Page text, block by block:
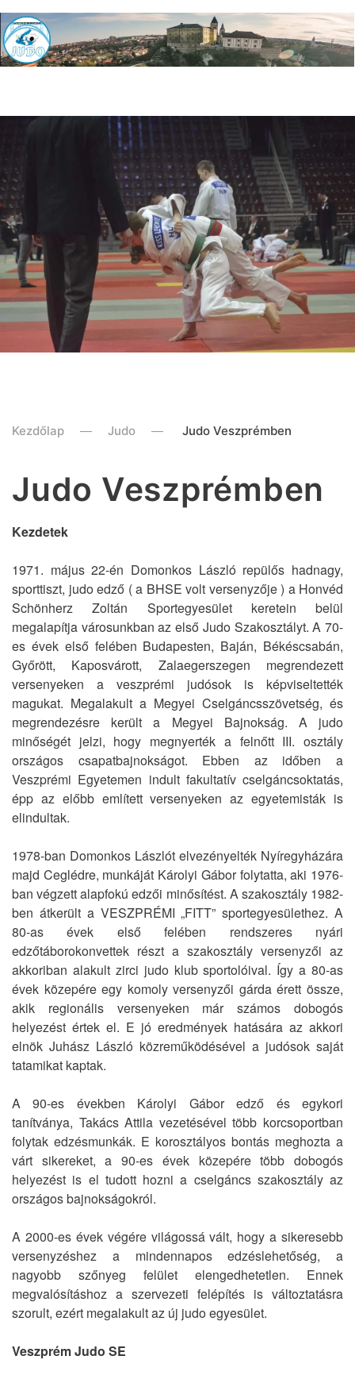
Kezdőlap Judo Judo Veszprémben
Judo Veszprémben
Kezdetek
1971. május 22-én Domonkos László repülős hadnagy,
sporttiszt, judo edző ( a BHSE volt versenyzője ) a Honvéd
Schönherz Zoltán Sportegyesület keretein belül
megalapítja városunkban az első Judo Szakosztályt. A 70-
es évek első felében Budapesten, Baján, Békéscsabán,
Győrött, Kaposvárott, Zalaegerszegen megrendezett
versenyeken a veszprémi judósok is képviseltették
magukat. Megalakult a Megyei Cselgáncsszövetség, és
megrendezésre került a Megyei Bajnokság. A judo
minőségét jelzi, hogy megnyerték a felnőtt III. osztály
országos csapatbajnokságot. Ebben az időben a
Veszprémi Egyetemen indult fakultatív cselgáncsoktatás,
épp az előbb említett versenyeken az egyetemisták is
elindultak.
1978-ban Domonkos Lászlót elvezényelték Nyíregyházára
majd Ceglédre, munkáját Károlyi Gábor folytatta, aki 1976-
ban végzett alapfokú edzői minősítést. A szakosztály 1982-
ben átkerült a VESZPRÉMI „FITT” sportegyesülethez. A
80-as évek első felében rendszeres nyári
edzőtáborokonvettek részt a szakosztály versenyzői az
akkoriban alakult zirci judo klub sportolóival. Így a 80-as
évek közepére egy komoly versenyzői gárda érett össze,
akik regionális versenyeken már számos dobogós
helyezést értek el. E jó eredmények hatására az akkori
elnök Juhász László közreműködésével a judósok saját
tatamikat kaptak.
A 90-es években Károlyi Gábor edző és egykori
tanítványa, Takács Attila vezetésével több korcsoportban
folytak edzésmunkák. E korosztályos bontás meghozta a
várt sikereket, a 90-es évek közepére több dobogós
helyezést is el tudott hozni a cselgáncs szakosztály az
országos bajnokságokról.
A 2000-es évek végére világossá vált, hogy a sikeresebb
versenyzéshez a mindennapos edzéslehetőség, a
nagyobb szőnyeg felület elengedhetetlen. Ennek
megvalósításhoz a szervezeti felépítés is változtatásra
szorult, ezért megalakult az új judo egyesület.
Veszprém Judo SE